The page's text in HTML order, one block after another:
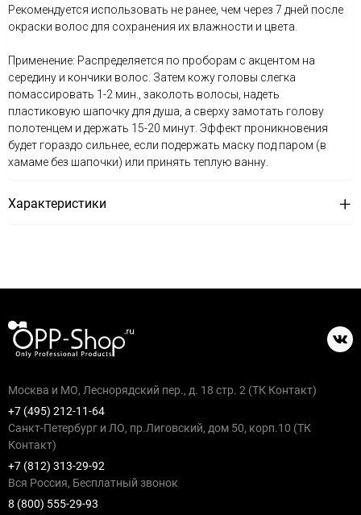
Рекомендуется использовать не ранее, чем через 7 дней после
окраски волос для сохранения их влажности и цвета.
Применение: Распределяется по проборам с акцентом на
середину и кончики волос. Затем кожу головы слегка
помассировать 1-2 мин., заколоть волосы, надеть
пластиковую шапочку для душа, а сверху замотать голову
полотенцем и держать 15-20 минут. Эффект проникновения
будет гораздо сильнее, если подержать маску под паром (в
хамаме без шапочки) или принять теплую ванну.
Характеристики
Москва и МО, Леснорядский пер., д. 18 стр. 2 (ТК Контакт)
+7 (495) 212-11-64
Санкт-Петербург и ЛО, пр.Лиговский, дом 50, корп.10 (ТК
Контакт)
+7 (812) 313-29-92
Вся Россия, Бесплатный звонок
8 (800) 555-29-93